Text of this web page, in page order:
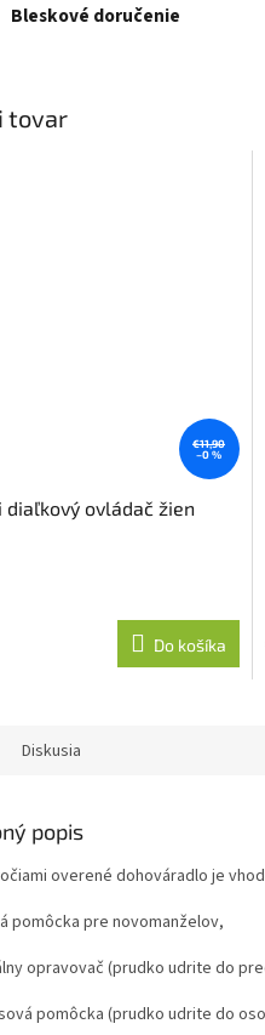
Bleskové doručenie
tovar
€11,90
–0 %
diaľkový ovládač žien
Do košíka
Diskusia
popis
overené dohováradlo je
pomôcka pre novomanželov,
opravovač (prudko udrite do
pomôcka (prudko udrite do